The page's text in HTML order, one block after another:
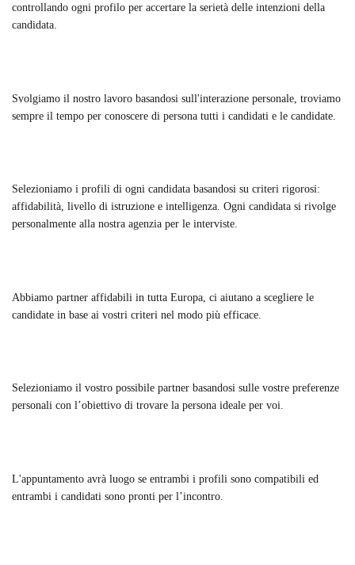
controllando ogni profilo per accertare la serietà delle intenzioni della
candidata.
Svolgiamo il nostro lavoro basandosi sull'interazione personale, troviamo
sempre il tempo per conoscere di persona tutti i candidati e le candidate.
Selezioniamo i profili di ogni candidata basandosi su criteri rigorosi:
affidabilità, livello di istruzione e intelligenza. Ogni candidata si rivolge
personalmente alla nostra agenzia per le interviste.
Abbiamo partner affidabili in tutta Europa, ci aiutano a scegliere le
candidate in base ai vostri criteri nel modo più efficace.
Selezioniamo il vostro possibile partner basandosi sulle vostre preferenze
personali con l’obiettivo di trovare la persona ideale per voi.
L'appuntamento avrà luogo se entrambi i profili sono compatibili ed
entrambi i candidati sono pronti per l’incontro.